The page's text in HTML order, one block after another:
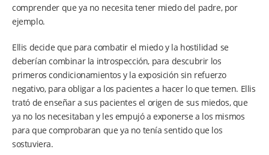
comprender que ya no necesita tener miedo del padre, por
ejemplo.
Ellis decide que para combatir el miedo y la hostilidad se
deberían combinar la introspección, para descubrir los
primeros condicionamientos y la exposición sin refuerzo
negativo, para obligar a los pacientes a hacer lo que temen. Ellis
trató de enseñar a sus pacientes el origen de sus miedos, que
ya no los necesitaban y les empujó a exponerse a los mismos
para que comprobaran que ya no tenía sentido que los
sostuviera.